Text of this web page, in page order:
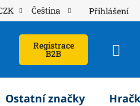
Čeština Přihlášení
Registrace
B2B
Ostatní značky